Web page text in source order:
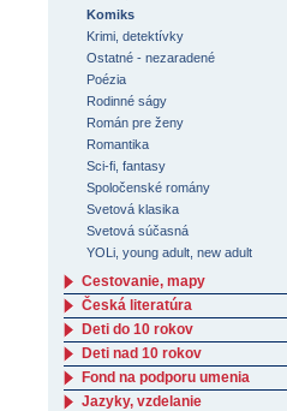
Komiks
Krimi, detektívky
Ostatné - nezaradené
Poézia
Rodinné ságy
Román pre ženy
Romantika
Sci-fi, fantasy
Spoločenské romány
Svetová klasika
Svetová súčasná
YOLi, young adult, new adult
Cestovanie, mapy
Česká literatúra
Deti do 10 rokov
Deti nad 10 rokov
Fond na podporu umenia
Jazyky, vzdelanie